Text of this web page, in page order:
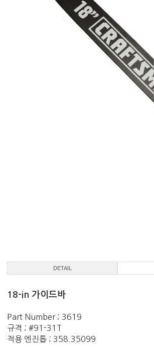
DETAIL
18-in 가이드바
Part Number ; 3619
규격 ; #91-31T
적용 엔진톱 ; 358.35099